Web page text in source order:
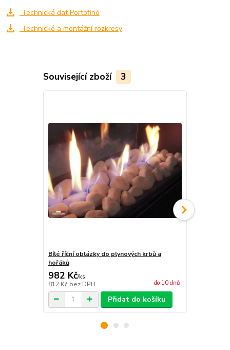
Technická dat Portofino
Technické a montážní rozkresy
Související zboží 3
Bílé říční oblázky do plynových krbů a
hořáků
982 Kč/ks
812 Kč bez DPH do 10 dnů
Přidat do košíku